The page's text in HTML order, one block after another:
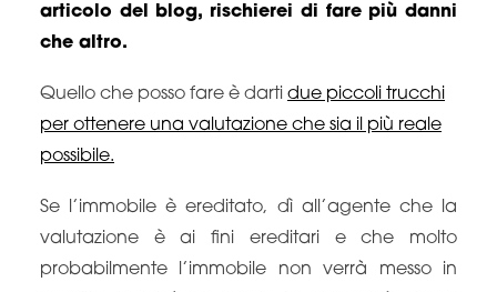
articolo del blog, rischierei di fare più danni
che altro.
Quello che posso fare è darti due piccoli trucchi
per ottenere una valutazione che sia il più reale
possibile.
Se l’immobile è ereditato, dì all’agente che la
valutazione è ai fini ereditari e che molto
probabilmente l’immobile non verrà messo in